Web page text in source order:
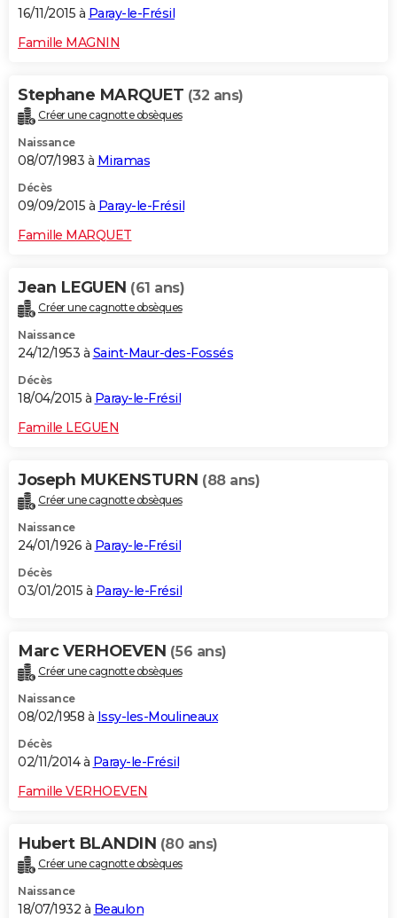
16/11/2015 à Paray-le-Frésil
Famille MAGNIN
Stephane MARQUET (32 ans)
Créer une cagnotte obsèques
Naissance
08/07/1983 à Miramas
Décès
09/09/2015 à Paray-le-Frésil
Famille MARQUET
Jean LEGUEN (61 ans)
Créer une cagnotte obsèques
Naissance
24/12/1953 à Saint-Maur-des-Fossés
Décès
18/04/2015 à Paray-le-Frésil
Famille LEGUEN
Joseph MUKENSTURN (88 ans)
Créer une cagnotte obsèques
Naissance
24/01/1926 à Paray-le-Frésil
Décès
03/01/2015 à Paray-le-Frésil
Marc VERHOEVEN (56 ans)
Créer une cagnotte obsèques
Naissance
08/02/1958 à Issy-les-Moulineaux
Décès
02/11/2014 à Paray-le-Frésil
Famille VERHOEVEN
Hubert BLANDIN (80 ans)
Créer une cagnotte obsèques
Naissance
18/07/1932 à Beaulon